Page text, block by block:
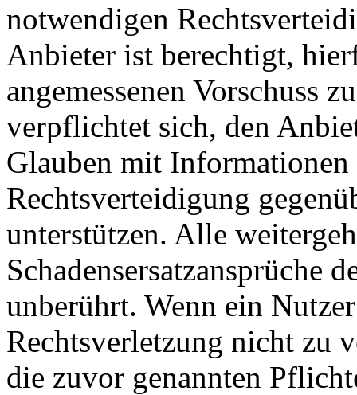
notwendigen
Anbieter ist berechtigt,
angemessenen Vorschuss
verpflichtet sich, den
Glauben mit
Rechtsverteidigung
unterstützen. Alle
Schadensersatzansprüche
unberührt. Wenn ein
Rechtsverletzung nicht zu
die zuvor genannten